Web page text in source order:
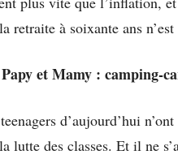
retraite à soixante ans
et Mamy : camping-
d’aujourd’hui
lutte des classes. Et il ne